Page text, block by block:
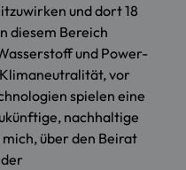
und dort 18
diesem Bereich
und Power-
vor
spielen eine
nachhaltige
über den Beirat